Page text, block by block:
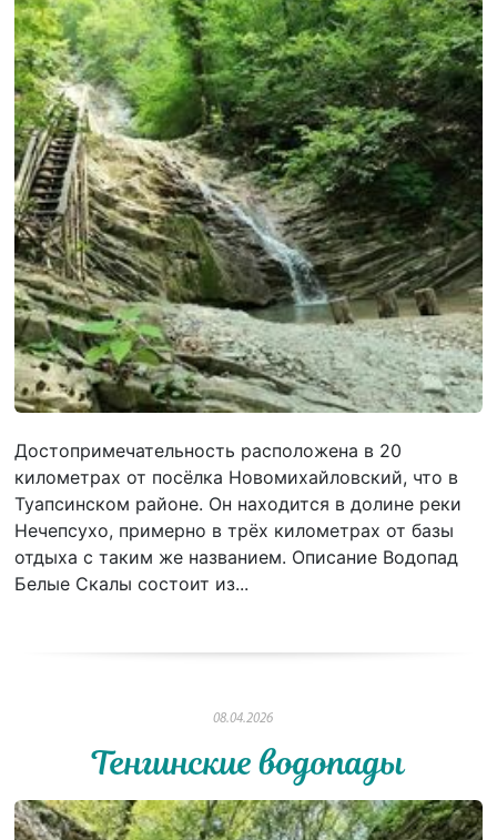
Достопримечательность расположена в 20
километрах от посёлка Новомихайловский, что в
Туапсинском районе. Он находится в долине реки
Нечепсухо, примерно в трёх километрах от базы
отдыха с таким же названием. Описание Водопад
Белые Скалы состоит из...
08.04.2026
Тенгинские водопады